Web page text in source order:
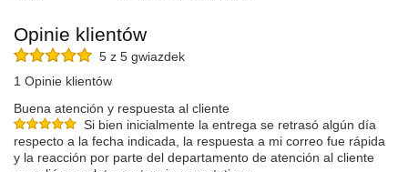
Opinie klientów
5 z 5 gwiazdek
1 Opinie klientów
Buena atención y respuesta al cliente
Si bien inicialmente la entrega se retrasó algún día
respecto a la fecha indicada, la respuesta a mi correo fue rápida
y la reacción por parte del departamento de atención al cliente